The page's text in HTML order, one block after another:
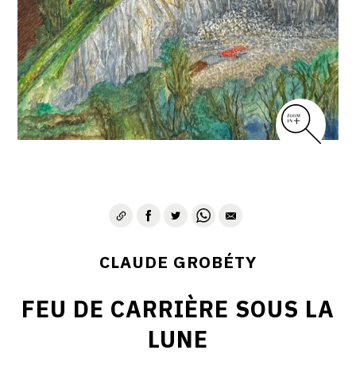
CLAUDE GROBÉTY
FEU DE CARRIÈRE SOUS LA
LUNE